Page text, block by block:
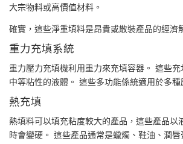
大宗物料或高價值材料。
確實，這些淨重填料是昂貴或散裝產品的經濟
重力充填系統
重力壓力充填機利用重力來充填容器。 這些
中等粘性的液體。 這些多功能係統適用於多種
熱充填
熱填料可以填充粘度較大的產品，這些產品以
時會變硬。 這些產品通常是蠟燭、鞋油、潤